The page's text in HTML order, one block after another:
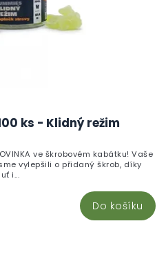
ks - Klidný režim
Do košíku
ve škrobovém kabátku! Vaše
vylepšili o přidaný škrob, díky
i...